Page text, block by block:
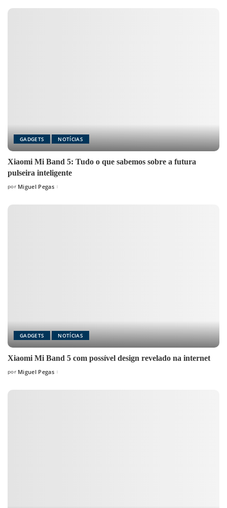
GADGETS NOTÍCIAS
Xiaomi Mi Band 5: Tudo o que sabemos sobre a futura
pulseira inteligente
Posted
por Miguel Pegas
GADGETS NOTÍCIAS
Xiaomi Mi Band 5 com possível design revelado na internet
Posted
por Miguel Pegas